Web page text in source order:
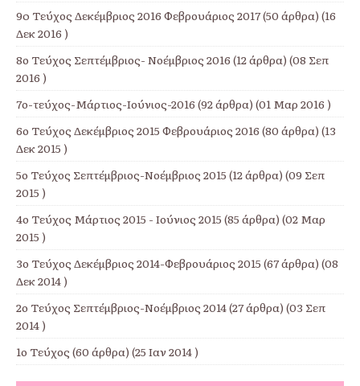
9o Τεύχος Δεκέμβριος 2016 Φεβρουάριος 2017(50 άρθρα) (16
Δεκ 2016 )
8ο Τεύχος Σεπτέμβριος- Νοέμβριος 2016 (12 άρθρα) (08 Σεπ
2016 )
7ο-τεύχος-Μάρτιος-Ιούνιος-2016 (92 άρθρα) (01 Μαρ 2016 )
6ο Τεύχος Δεκέμβριος 2015 Φεβρουάριος 2016 (80 άρθρα) (13
Δεκ 2015 )
5ο Τεύχος Σεπτέμβριος-Νοέμβριος 2015 (12 άρθρα) (09 Σεπ
2015 )
4ο Τεύχος Μάρτιος 2015 - Ιούνιος 2015 (85 άρθρα) (02 Μαρ
2015 )
3ο Τεύχος Δεκέμβριος 2014-Φεβρουάριος 2015 (67 άρθρα) (08
Δεκ 2014 )
2ο Τεύχος Σεπτέμβριος-Νοέμβριος 2014(27 άρθρα) (03 Σεπ
2014 )
1ο Τεύχος (60 άρθρα) (25 Ιαν 2014 )